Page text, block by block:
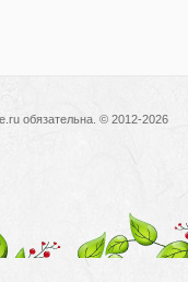
обязательна. © 2012-2026